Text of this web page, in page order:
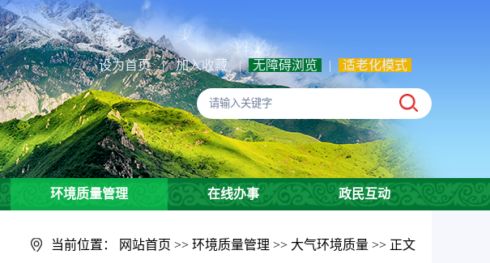
设为首页 | 加入收藏 | 无障碍浏览 | 适老化模式
环境质量管理 在线办事 政民互动
当前位置： 网站首页 >> 环境质量管理 >> 大气环境质量 >> 正文